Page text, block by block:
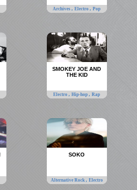
Archives,Electro,Pop
SMOKEY JOE AND
THE KID
Electro,Hip-hop,Rap
SOKO
Alternative Rock , Electro